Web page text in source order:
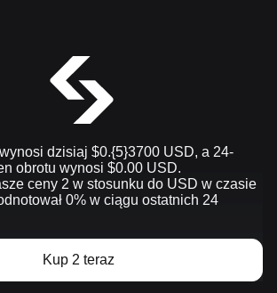
dzisiaj $0.{​5}3700 USD, a 24-
obrotu wynosi $0.00 USD.
ceny 2 w stosunku do USD w czasie
0% w ciągu ostatnich 24
Kup 2 teraz